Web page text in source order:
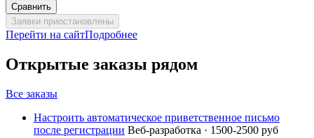
Сравнить
Заявки приостановлены
Перейти на сайтПодробнее
Открытые заказы рядом
Все заказы
Настроить автоматическое приветственное письмо
после регистрации Веб-разработка · 1500-2500 руб